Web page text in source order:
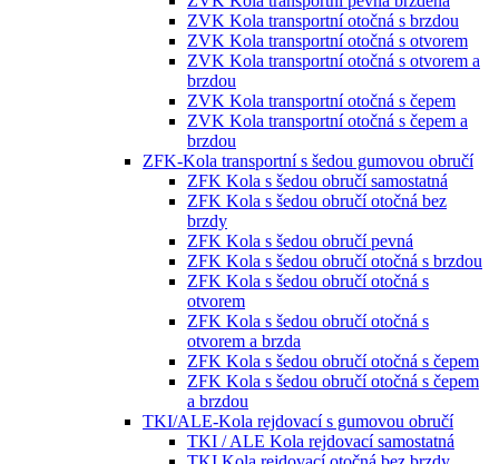
ZVK Kola transportní otočná s brzdou
ZVK Kola transportní otočná s otvorem
ZVK Kola transportní otočná s otvorem a
brzdou
ZVK Kola transportní otočná s čepem
ZVK Kola transportní otočná s čepem a
brzdou
ZFK-Kola transportní s šedou gumovou obručí
ZFK Kola s šedou obručí samostatná
ZFK Kola s šedou obručí otočná bez
brzdy
ZFK Kola s šedou obručí pevná
ZFK Kola s šedou obručí otočná s brzdou
ZFK Kola s šedou obručí otočná s
otvorem
ZFK Kola s šedou obručí otočná s
otvorem a brzda
ZFK Kola s šedou obručí otočná s čepem
ZFK Kola s šedou obručí otočná s čepem
a brzdou
TKI/ALE-Kola rejdovací s gumovou obručí
TKI / ALE Kola rejdovací samostatná